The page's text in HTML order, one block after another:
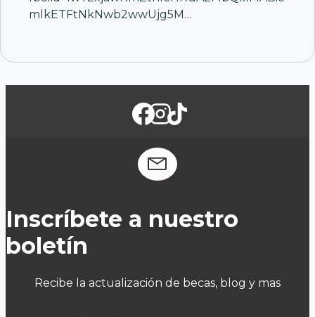
mlkETFtNkNwb2wwUjg5M…
Inscríbete a nuestro
boletín
Recibe la actualización de becas, blog y mas